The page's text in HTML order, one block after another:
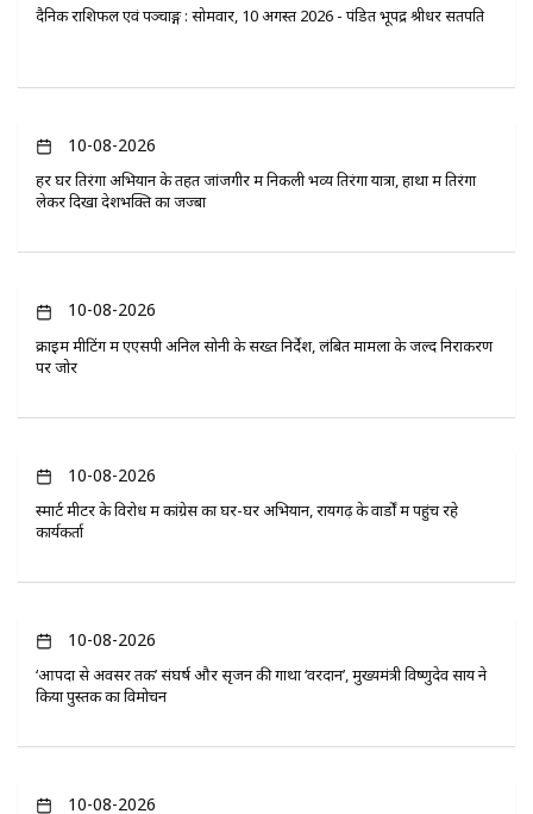
दैनिक राशिफल एवं पञ्चाङ्ग : सोमवार, 10 अगस्त 2026 - पंडित भूपेंद्र श्रीधर सतपति
10-08-2026
हर घर तिरंगा अभियान के तहत जांजगीर में निकली भव्य तिरंगा यात्रा, हाथों में तिरंगा
लेकर दिखा देशभक्ति का जज्बा
10-08-2026
क्राइम मीटिंग में एएसपी अनिल सोनी के सख्त निर्देश, लंबित मामलों के जल्द निराकरण
पर जोर
10-08-2026
स्मार्ट मीटर के विरोध में कांग्रेस का घर-घर अभियान, रायगढ़ के वार्डों में पहुंच रहे
कार्यकर्ता
10-08-2026
‘आपदा से अवसर तक’ संघर्ष और सृजन की गाथा ‘वरदान’, मुख्यमंत्री विष्णुदेव साय ने
किया पुस्तक का विमोचन
10-08-2026